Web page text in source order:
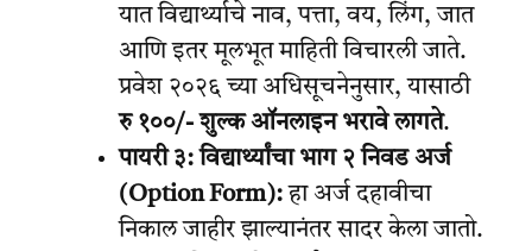
यात विद्यार्थ्याचे नाव, पत्ता, वय, लिंग, जात
आणि इतर मूलभूत माहिती विचारली जाते.
प्रवेश २०२६ च्या अधिसूचनेनुसार, यासाठी
रु १००/- शुल्क ऑनलाइन भरावे लागते.
पायरी ३: विद्यार्थ्यांचा भाग २ निवड अर्ज
(Option Form): हा अर्ज दहावीचा
निकाल जाहीर झाल्यानंतर सादर केला जातो.